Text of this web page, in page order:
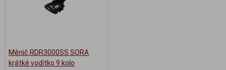
Měnič RDR3000SS SORA
krátké vodítko 9 kolo